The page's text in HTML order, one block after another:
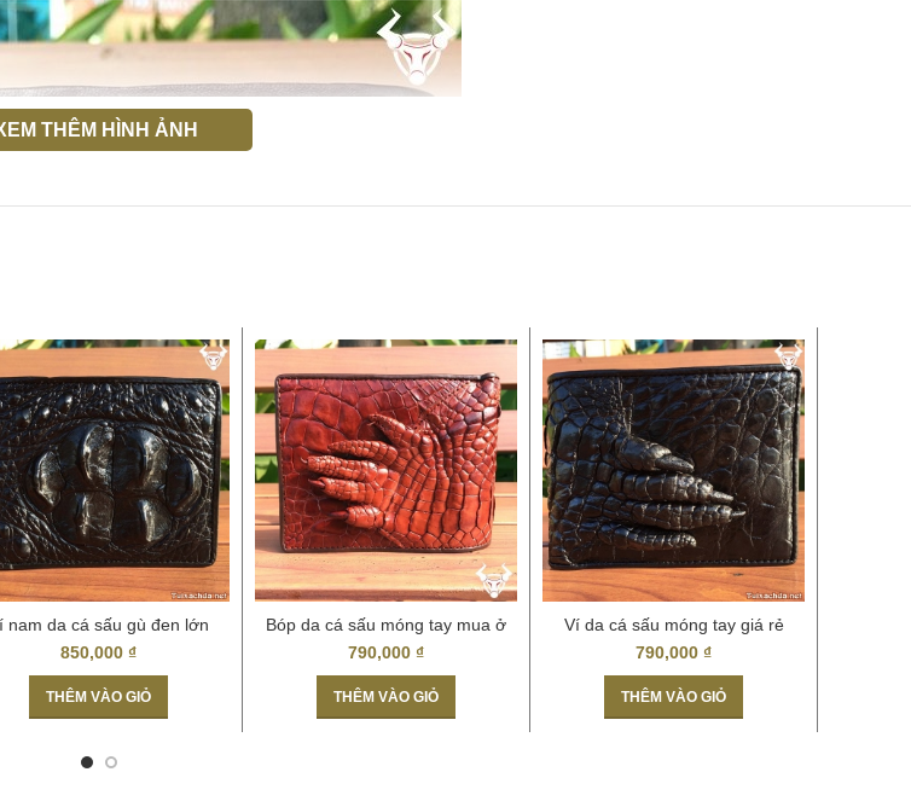
THÊM HÌNH ẢNH
nam da cá sấu gù đen lớn
VCS22
850,000 ₫
THÊM VÀO GIỎ
Bóp da cá sấu móng tay mua ở
đâu?
790,000 ₫
THÊM VÀO GIỎ
Ví da cá sấu móng tay giá rẻ
tphcm
790,000 ₫
THÊM VÀO GIỎ